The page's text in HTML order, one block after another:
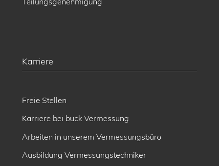
Karriere
Freie Stellen
Karriere bei buck Vermessung
Arbeiten in unserem Vermessungsbüro
Ausbildung Vermessungstechniker